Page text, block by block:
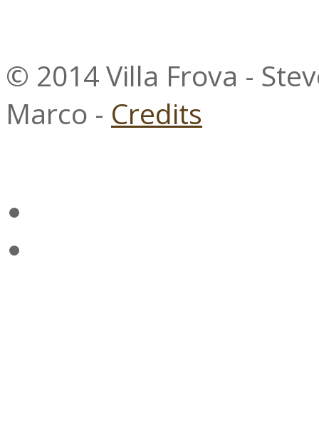
© 2014 Villa Frova -
Marco - Credits